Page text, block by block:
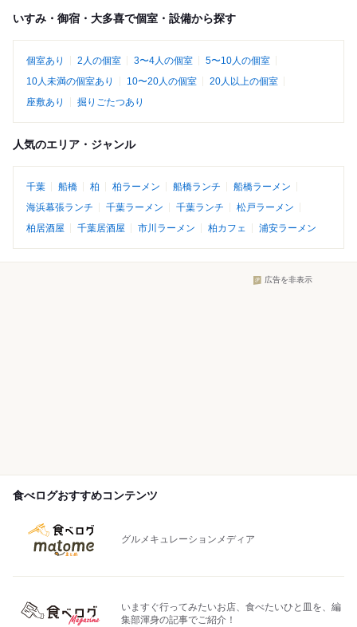
いすみ・御宿・大多喜で個室・設備から探す
個室あり 2人の個室 3〜4人の個室
5〜10人の個室
10人未満の個室あり
10〜20人の個室
20人以上の個室
座敷あり
掘りごたつあり
人気のエリア・ジャンル
千葉 船橋 柏 柏ラーメン 船橋ランチ
船橋ラーメン
海浜幕張ランチ
千葉ラーメン 千葉ランチ
松戸ラーメン
柏居酒屋
千葉居酒屋 市川ラーメン 柏カフェ 浦安ラーメン
広告を非表示
食べログおすすめコンテンツ
グルメキュレーションメディア
いますぐ行ってみたいお店、食べたいひと皿を、編
集部渾身の記事でご紹介！